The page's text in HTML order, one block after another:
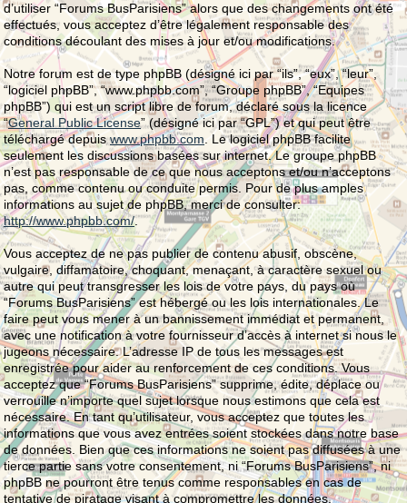
d’utiliser “Forums BusParisiens” alors que des changements ont été
effectués, vous acceptez d’être légalement responsable des
conditions découlant des mises à jour et/ou modifications.
Notre forum est de type phpBB (désigné ici par “ils”, “eux”, “leur”,
“logiciel phpBB”, “www.phpbb.com”, “Groupe phpBB”, “Equipes
phpBB”) qui est un script libre de forum, déclaré sous la licence
“General Public License” (désigné ici par “GPL”) et qui peut être
téléchargé depuiswww.phpbb.com . Le logiciel phpBB facilite
seulement les discussions basées sur internet. Le groupe phpBB
n’est pas responsable de ce que nous acceptons et/ou n’acceptons
pas, comme contenu ou conduite permis. Pour de plus amples
informations au sujet de phpBB, merci de consulter:
http://www.phpbb.com/.
Vous acceptez de ne pas publier de contenu abusif, obscène,
vulgaire, diffamatoire, choquant, menaçant, à caractère sexuel ou
autre qui peut transgresser les lois de votre pays, du pays où
“Forums BusParisiens” est hébergé ou les lois internationales. Le
faire peut vous mener à un bannissement immédiat et permanent,
avec une notification à votre fournisseur d’accès à internet si nous le
jugeons nécessaire. L’adresse IP de tous les messages est
enregistrée pour aider au renforcement de ces conditions. Vous
acceptez que “Forums BusParisiens” supprime, édite, déplace ou
verrouille n’importe quel sujet lorsque nous estimons que cela est
nécessaire. En tant qu’utilisateur, vous acceptez que toutes les
informations que vous avez entrées soient stockées dans notre base
de données. Bien que ces informations ne soient pas diffusées à une
tierce partie sans votre consentement, ni “Forums BusParisiens”, ni
phpBB ne pourront être tenus comme responsables en cas de
tentative de piratage visant à compromettre les données.